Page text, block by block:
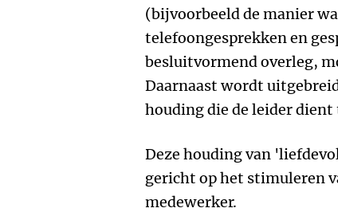
(bijvoorbeeld de manier
telefoongesprekken en
besluitvormend overleg,
Daarnaast wordt
houding die de leider dient
Deze houding van
gericht op het stimuleren
medewerker.